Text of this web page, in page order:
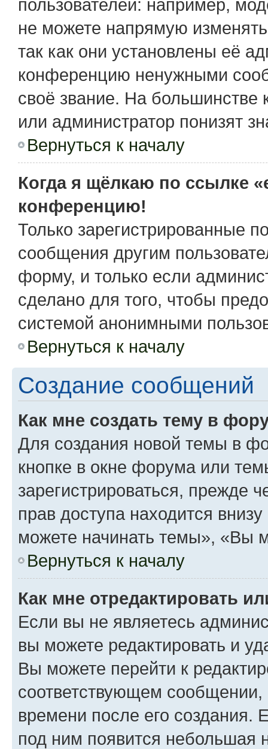
пользователей: например,
не можете напрямую
так как они установлены её
конференцию ненужными
своё звание. На
или администратор понизят
Вернуться к началу
Когда я щёлкаю по ссылке
конференцию!
Только зарегистрированные
сообщения другим
форму, и только если
сделано для того, чтобы
системой анонимными
Вернуться к началу
Создание сообщений
Как мне создать тему в
Для создания новой темы в
кнопке в окне форума или
зарегистрироваться, прежде
прав доступа находится
можете начинать темы», «Вы
Вернуться к началу
Как мне отредактировать
Если вы не являетесь
вы можете редактировать и
Вы можете перейти к
соответствующем сообщении,
времени после его создания.
под ним появится небольшая